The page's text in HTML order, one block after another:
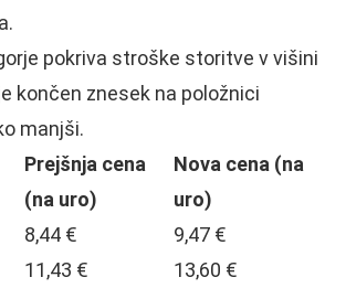
pokriva stroške storitve v višini
končen znesek na položnici
manjši.
Prejšnja cena
(na uro)
Nova cena (na
uro)
8,44 €
9,47 €
11,43 €
13,60 €